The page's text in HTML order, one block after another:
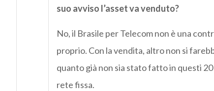
suo avviso l’asset va venduto?
No, il Brasile per Telecom non è una
proprio. Con la vendita, altro non si
quanto già non sia stato fatto in questi
rete fissa.